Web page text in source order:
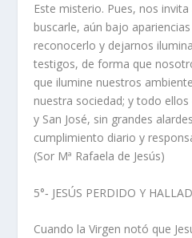
Este misterio. Pues, nos invita
buscarle, aún bajo
reconocerlo y dejarnos
testigos, de forma que
que ilumine nuestros
nuestra sociedad; y todo
y San José, sin grandes
cumplimiento diario y
(Sor Mª Rafaela de Jesús)
5°‑ JESÚS PERDIDO Y
Cuando la Virgen notó que